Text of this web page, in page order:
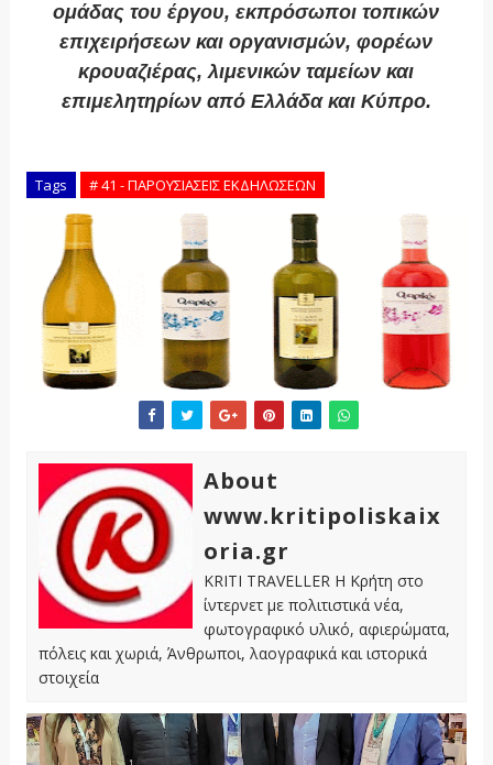
ομάδας του έργου, εκπρόσωποι τοπικών
επιχειρήσεων και οργανισμών, φορέων
κρουαζιέρας, λιμενικών ταμείων και
επιμελητηρίων από Ελλάδα και Κύπρο.
Tags # 41 - ΠΑΡΟΥΣΙΑΣΕΙΣ ΕΚΔΗΛΩΣΕΩΝ
About
www.kritipoliskaix
oria.gr
KRITI TRAVELLER Η Κρήτη στο
ίντερνετ με πολιτιστικά νέα,
φωτογραφικό υλικό, αφιερώματα,
πόλεις και χωριά, Άνθρωποι, λαογραφικά και ιστορικά
στοιχεία